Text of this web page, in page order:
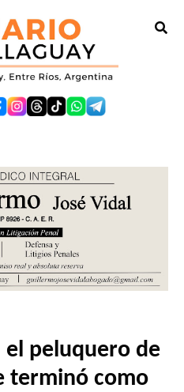
el peluquero de
terminó como